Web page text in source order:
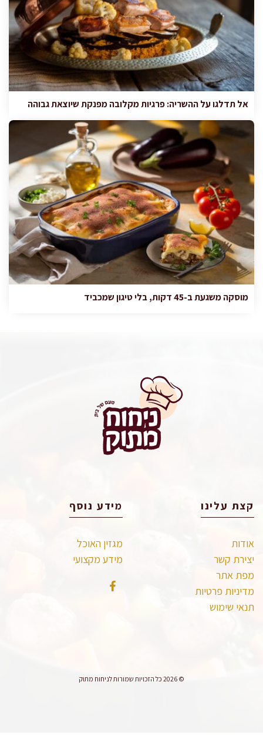
אל תדלגו על ההשריה: פרגיות מקלובה מפנקת שיוצאת גבוהה
מוסקה משגעת ב-45 דקות, בלי טיגון שמכביד
קצת עלינו
אודות
יצירת קשר
מפת אתר
מדיניות פרטיות
תנאי שימוש
מידע נוסף
מגזין האוכל
מידע מקצועי
© 2026 כל הזכויות שמורות לניחוח מתוק